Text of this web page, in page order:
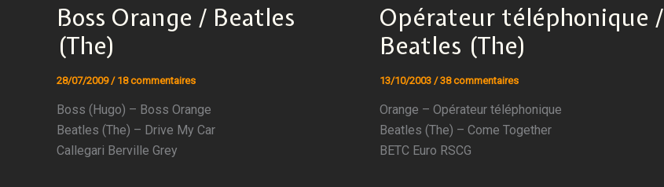
Boss Orange / Beatles
(The)
28/07/2009 / 18 commentaires
Boss (Hugo) – Boss Orange
Beatles (The) – Drive My Car
Callegari Berville Grey
Opérateur téléphonique /
Beatles (The)
13/10/2003 /38 commentaires
Orange – Opérateur téléphonique
Beatles (The) – Come Together
BETC Euro RSCG